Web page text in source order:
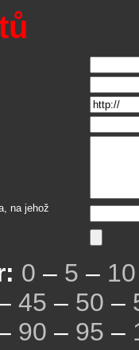
na jehož
0 – 5 – 10
45 – 50 –
90 – 95 –